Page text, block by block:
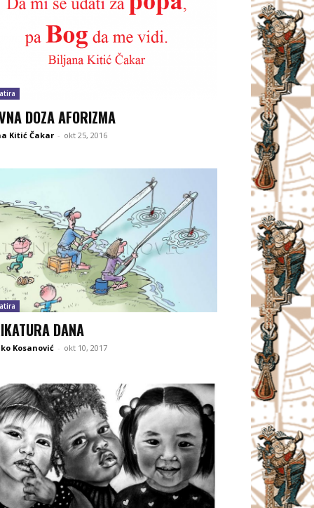
DOZA AFORIZMA
Kitić Čakar - okt 25, 2016
DANA
Kosanović - okt 10, 2017